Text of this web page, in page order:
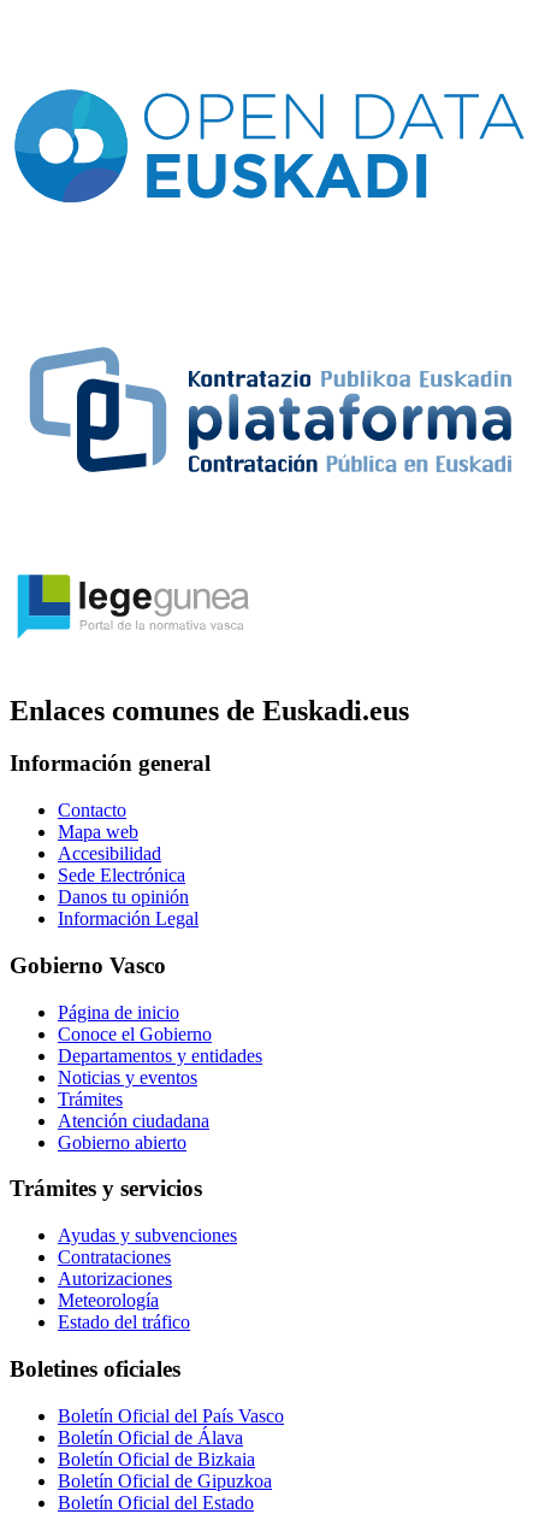
Enlaces comunes de Euskadi.eus
Información general
Contacto
Mapa web
Accesibilidad
Sede Electrónica
Danos tu opinión
Información Legal
Gobierno Vasco
Página de inicio
Conoce el Gobierno
Departamentos y entidades
Noticias y eventos
Trámites
Atención ciudadana
Gobierno abierto
Trámites y servicios
Ayudas y subvenciones
Contrataciones
Autorizaciones
Meteorología
Estado del tráfico
Boletines oficiales
Boletín Oficial del País Vasco
Boletín Oficial de Álava
Boletín Oficial de Bizkaia
Boletín Oficial de Gipuzkoa
Boletín Oficial del Estado